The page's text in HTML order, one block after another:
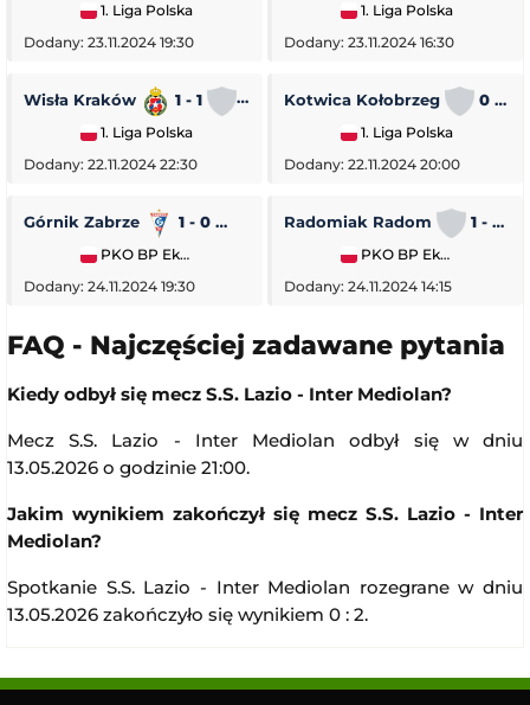
1. Liga Polska
Dodany: 23.11.2024 19:30
1. Liga Polska
Dodany: 23.11.2024 16:30
Wisła Kraków 1 - 1 Stal Rzeszów
1. Liga Polska
Dodany: 22.11.2024 22:30
Kotwica Kołobrzeg 0 - 5
1. Liga Polska
Dodany: 22.11.2024 20:00
Górnik Zabrze 1 - 0 Piast Gliwice
PKO BP Ekstraklasa
Dodany: 24.11.2024 19:30
Radomiak Radom 1 - 2
PKO BP Ekstraklasa
Dodany: 24.11.2024 14:15
FAQ - Najczęściej zadawane pytania
Kiedy odbył się mecz S.S. Lazio - Inter Mediolan?
Mecz S.S. Lazio - Inter Mediolan odbył się w dniu
13.05.2026 o godzinie 21:00.
Jakim wynikiem zakończył się mecz S.S. Lazio - Inter
Mediolan?
Spotkanie S.S. Lazio - Inter Mediolan rozegrane w dniu
13.05.2026 zakończyło się wynikiem 0 : 2.